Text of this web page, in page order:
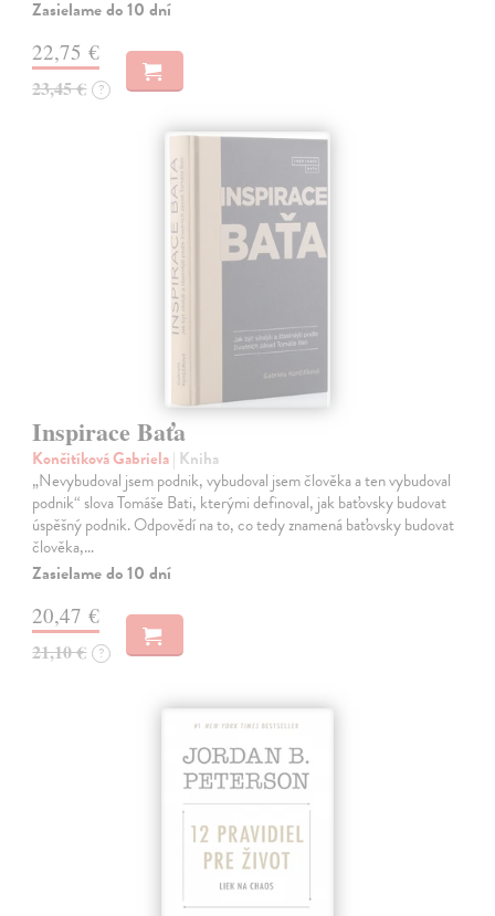
Zasielame do 10 dní
22,75 €
23,45 € ?
Inspirace Baťa
Končitíková Gabriela| Kniha
„Nevybudoval jsem podnik, vybudoval jsem člověka a ten vybudoval
podnik“ slova Tomáše Bati, kterými definoval, jak baťovsky budovat
úspěšný podnik. Odpovědí na to, co tedy znamená baťovsky budovat
člověka,…
Zasielame do 10 dní
20,47 €
21,10 € ?